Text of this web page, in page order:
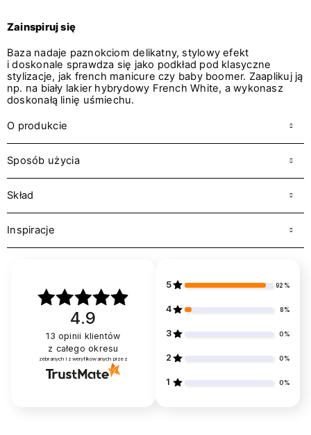
Zainspiruj się
Baza nadaje paznokciom delikatny, stylowy efekt
i doskonale sprawdza się jako podkład pod klasyczne
stylizacje, jak french manicure czy baby boomer. Zaaplikuj ją
np. na biały lakier hybrydowy French White, a wykonasz
doskonałą linię uśmiechu.
O produkcie
Sposób użycia
Skład
Inspiracje
4.9
13 opinii klientów
z całego okresu
zebranych i zweryfikowanych przez
5 92%
4 8%
3 0%
2 0%
1 0%